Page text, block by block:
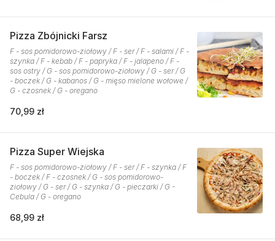
Pizza Zbójnicki Farsz
F - sos pomidorowo-ziołowy / F - ser / F - salami / F -
szynka / F - kebab / F - papryka / F - jalapeno / F -
sos ostry / G - sos pomidorowo-ziołowy / G - ser / G
- boczek / G - kabanos / G - mięso mielone wołowe /
G - czosnek / G - oregano
70,99 zł
Pizza Super Wiejska
F - sos pomidorowo-ziołowy / F - ser / F - szynka / F
- boczek / F - czosnek / G - sos pomidorowo-
ziołowy / G - ser / G - szynka / G - pieczarki / G -
Cebula / G - oregano
68,99 zł